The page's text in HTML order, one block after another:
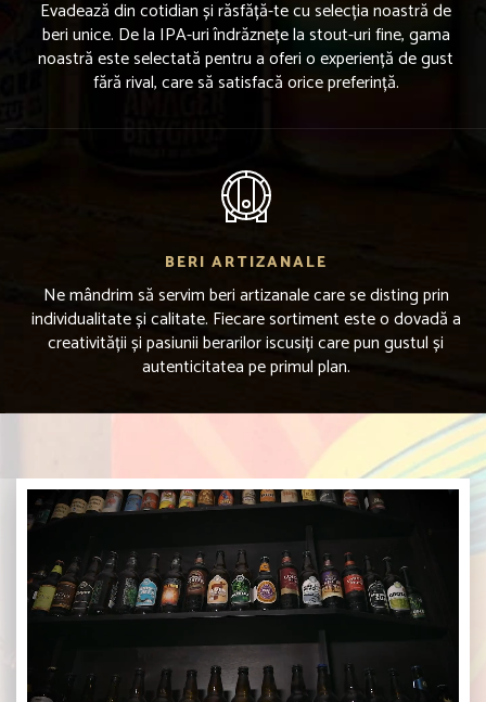
Evadează din cotidian și răsfăță-te cu selecția noastră de
beri unice. De la IPA-uri îndrăznețe la stout-uri fine, gama
noastră este selectată pentru a oferi o experiență de gust
fără rival, care să satisfacă orice preferință.
BERI ARTIZANALE
Ne mândrim să servim beri artizanale care se disting prin
individualitate și calitate. Fiecare sortiment este o dovadă a
creativității și pasiunii berarilor iscusiți care pun gustul și
autenticitatea pe primul plan.